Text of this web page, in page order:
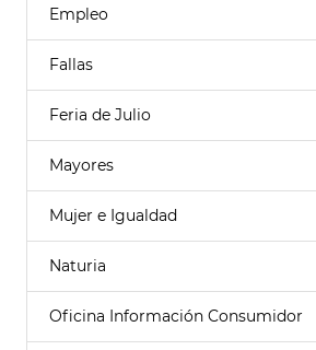
Empleo
Fallas
Feria de Julio
Mayores
Mujer e Igualdad
Naturia
Oficina Información Consumidor